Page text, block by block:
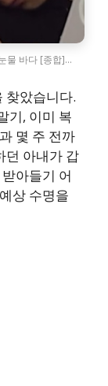
물 바다 [종합]…
찾았습니다.
기, 이미 복
몇 주 전까
던 아내가 갑
아들기 어
상 수명을